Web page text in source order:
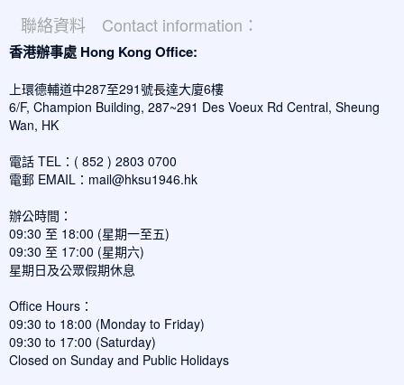
聯絡資料 Contact information：
香港辦事處 Hong Kong Office:
上環德輔道中287至291號長達大廈6樓
6/F, Champion Building, 287~291 Des Voeux Rd Central, Sheung
Wan, HK
電話 TEL：( 852 ) 2803 0700
電郵 EMAIL： mail@hksu1946.hk
辦公時間：
09:30 至 18:00 (星期一至五)
09:30 至 17:00 (星期六)
星期日及公眾假期休息
Office Hours：
09:30 to 18:00 (Monday to Friday)
09:30 to 17:00 (Saturday)
Closed on Sunday and Public Holidays